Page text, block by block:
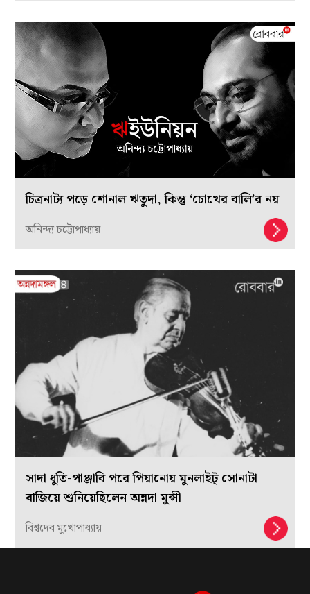
গ্রেটা থুনবার্গের মতোই মুনাফাহীন একটা পৃথিবী গড়তে
চায় মোহক
রাজাদিত্য বন্দ্যোপাধ্যায়
চিত্রনাট্য পড়ে শোনাল ঋতুদা, কিন্তু ‘চোখের বালি’র নয়
অনিন্দ্য চট্টোপাধ্যায়